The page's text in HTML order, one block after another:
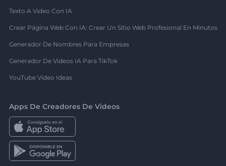
Texto A Video Con IA
Crear Página Web Con IA: Crear Un Sitio Web Profesional En Minutos
Generador De Nombres Para Empresas
Generador De Videos IA Para TikTok
YouTube Video Ideas
Apps De Creadores De Videos